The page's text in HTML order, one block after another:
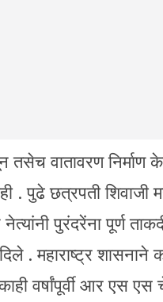
तसेच वातावरण
पुढे छत्रपती शिवाजी
पुरंदरेंना पूर्ण
. महाराष्ट्र शासनाने
वर्षांपूर्वी आर एस एस